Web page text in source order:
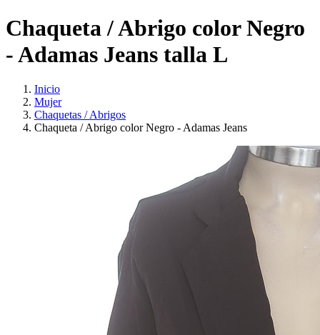
Chaqueta / Abrigo color Negro
- Adamas Jeans talla L
Inicio
Mujer
Chaquetas / Abrigos
Chaqueta / Abrigo color Negro - Adamas Jeans